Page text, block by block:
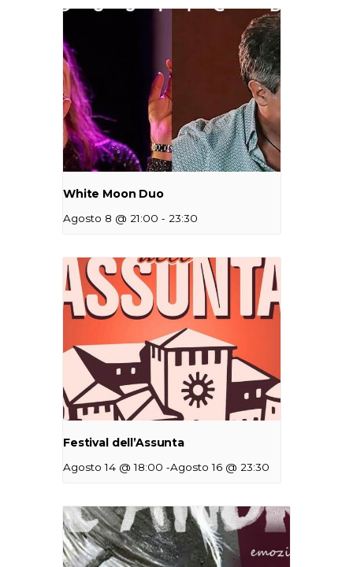
White Moon Duo
Agosto 8 @ 21:00 - 23:30
Festival dell’Assunta
Agosto 14 @ 18:00 -Agosto 16 @ 23:30